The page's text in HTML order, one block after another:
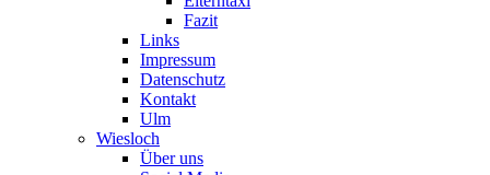
Fazit
Links
Impressum
Datenschutz
Kontakt
Ulm
Wiesloch
Über uns